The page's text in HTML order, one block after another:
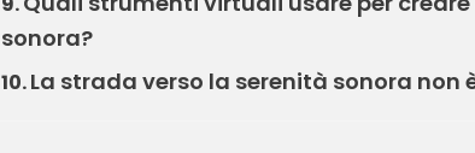
sonora?
10.La strada verso la serenità sonora non